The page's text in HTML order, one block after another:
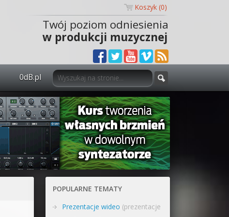
Koszyk (0)
Twój poziom odniesienia
w produkcji muzycznej
0dB.pl
0dB.pl - informacje
Newsletter
Materiały dla mediów
Archiwum aktualności
POPULARNE TEMATY
Prezentacje wideo (prezentacje